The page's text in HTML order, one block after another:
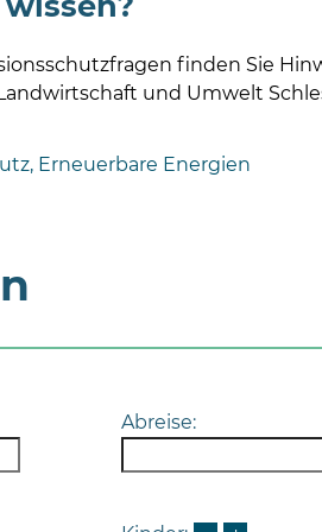
finden Sie
und Umwelt
Erneuerbare Energien
Abreise: